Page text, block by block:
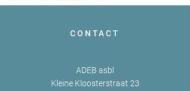
CONTACT
ADEB asbl
Kleine Kloosterstraat 23